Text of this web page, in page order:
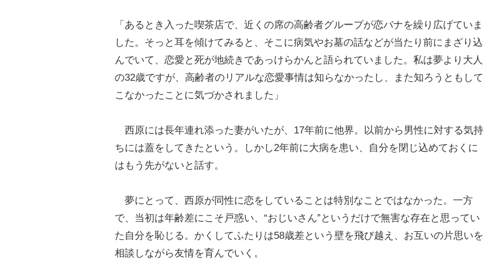
「あるとき入った喫茶店で、近くの席の高齢者グループが恋バナを繰り広げていま
した。そっと耳を傾けてみると、そこに病気やお墓の話などが当たり前にまざり込
んでいて、恋愛と死が地続きであっけらかんと語られていました。私は夢より大人
の32歳ですが、高齢者のリアルな恋愛事情は知らなかったし、また知ろうともして
こなかったことに気づかされました」
西原には長年連れ添った妻がいたが、17年前に他界。以前から男性に対する気持
ちには蓋をしてきたという。しかし2年前に大病を患い、自分を閉じ込めておくに
はもう先がないと話す。
夢にとって、西原が同性に恋をしていることは特別なことではなかった。一方
で、当初は年齢差にこそ戸惑い、“おじいさん”というだけで無害な存在と思ってい
た自分を恥じる。かくしてふたりは58歳差という壁を飛び越え、お互いの片思いを
相談しながら友情を育んでいく。